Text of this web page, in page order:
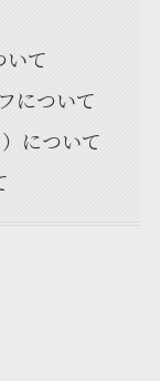
て
について
について